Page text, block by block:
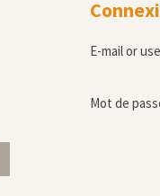
E-mail or
Mot de